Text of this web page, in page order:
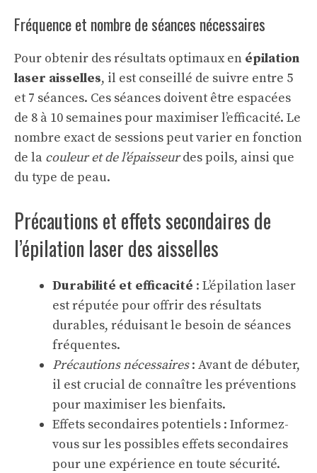
Fréquence et nombre de séances nécessaires
Pour obtenir des résultats optimaux en épilation
laser aisselles, il est conseillé de suivre entre 5
et 7 séances. Ces séances doivent être espacées
de 8 à 10 semaines pour maximiser l’efficacité. Le
nombre exact de sessions peut varier en fonction
de la couleur et de l’épaisseurdes poils, ainsi que
du type de peau.
Précautions et effets secondaires de
l’épilation laser des aisselles
Durabilité et efficacité : L’épilation laser
est réputée pour offrir des résultats
durables, réduisant le besoin de séances
fréquentes.
Précautions nécessaires: Avant de débuter,
il est crucial de connaître les préventions
pour maximiser les bienfaits.
Effets secondaires potentiels : Informez-
vous sur les possibles effets secondaires
pour une expérience en toute sécurité.